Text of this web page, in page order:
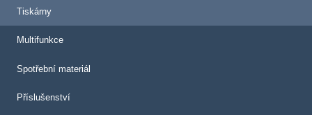
Tiskárny
Multifunkce
Spotřební materiál
Příslušenství